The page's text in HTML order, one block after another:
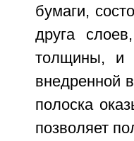
бумаги,
друга
толщины, и
внедренной
полоска
позволяет